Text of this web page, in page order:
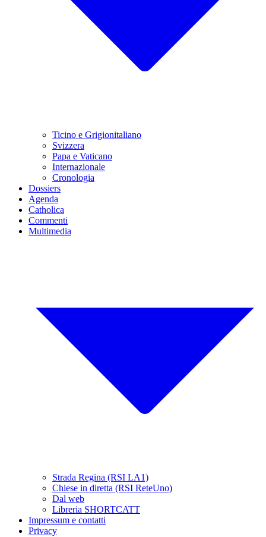
Ticino e Grigionitaliano
Svizzera
Papa e Vaticano
Internazionale
Cronologia
Dossiers
Agenda
Catholica
Commenti
Multimedia
Strada Regina (RSI LA1)
Chiese in diretta (RSI ReteUno)
Dal web
Libreria SHORTCATT
Impressum e contatti
Privacy